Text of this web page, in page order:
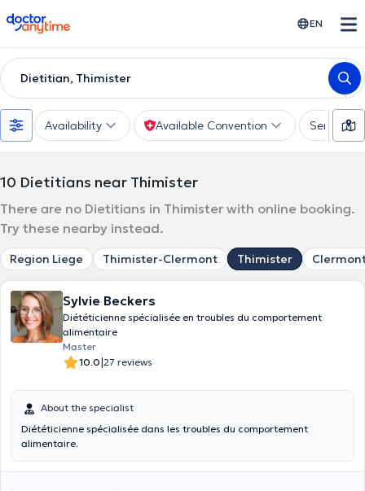
doctoranytime EN
Dietitian, Thimister
Availability Available Convention Services
10 Dietitians near Thimister
There are no Dietitians in Thimister with online booking.
Try these nearby instead.
Region Liege Thimister-Clermont Thimister
Sylvie Beckers
Diététicienne spécialisée en troubles du comportement
alimentaire
Master
10.0|27 reviews
About the specialist
Diététicienne spécialisée dans les troubles du comportement
alimentaire.